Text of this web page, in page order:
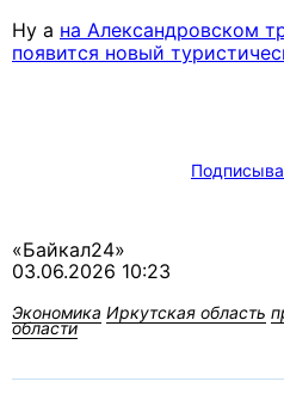
Ну а на Александровском
появится новый
«Байкал24»
03.06.2026 10:23
Экономика Иркутская область
области